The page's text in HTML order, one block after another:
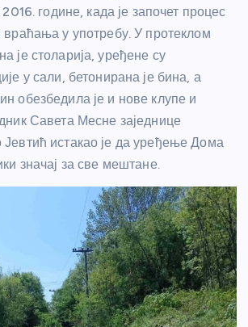
године, када је започет процес
у употребу. У протеклом
је столарија, уређене су
у сали, бетонирана је бина, а
обезбедила је и нове клупе и
Савета Месне заједнице
истакао је да уређење Дома
значај за све мештане.